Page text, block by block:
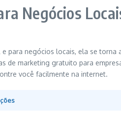
Negócios
para negócios locais, ela se
de marketing gratuito para
você facilmente na internet.